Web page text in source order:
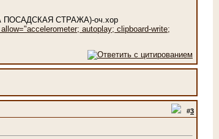
ПОСАДСКАЯ СТРАЖА)-оч.хор
autoplay; clipboard-write;
#3